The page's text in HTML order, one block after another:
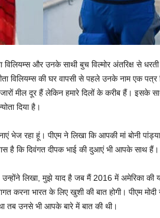
और उनके साथी बुच विल्मोर अंतरिक्ष से धरती
विलियम्स की घर वापसी से पहले उनके नाम एक पत्र
मील दूर हैं लेकिन हमारे दिलों के करीब हैं। इसके
दिया है।
भेज रहा हूं। पीएम ने लिखा कि आपकी मां बोनी
है कि दिवंगत दीपक भाई की दुआएं भी आपके साथ हैं।
लिखा, मुझे याद है जब मैं 2016 में अमेरिका की
करना भारत के लिए खुशी की बात होगी। पीएम मोदी
तब उनसे भी आपके बारे में बात की थी।